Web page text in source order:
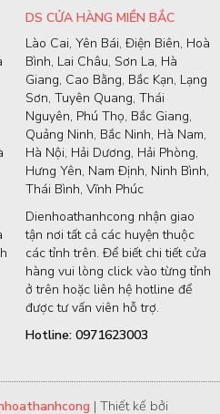
DS CỬA HÀNG MIỀN BẮC
Lào Cai, Yên Bái, Điện Biên, Hoà
Bình, Lai Châu, Sơn La, Hà
Giang, Cao Bằng, Bắc Kạn, Lạng
Sơn, Tuyên Quang, Thái
Nguyên, Phú Thọ, Bắc Giang,
Quảng Ninh, Bắc Ninh, Hà Nam,
Hà Nội, Hải Dương, Hải Phòng,
Hưng Yên, Nam Định, Ninh Bình,
Thái Bình, Vĩnh Phúc
Dienhoathanhcong nhận giao
tận nơi tất cả các huyện thuộc
các tỉnh trên. Để biết chi tiết cửa
hàng vui lòng click vào từng tỉnh
ở trên hoặc liên hệ hotline để
được tư vấn viên hỗ trợ.
Hotline: 0971623003
| Thiết kế bởi